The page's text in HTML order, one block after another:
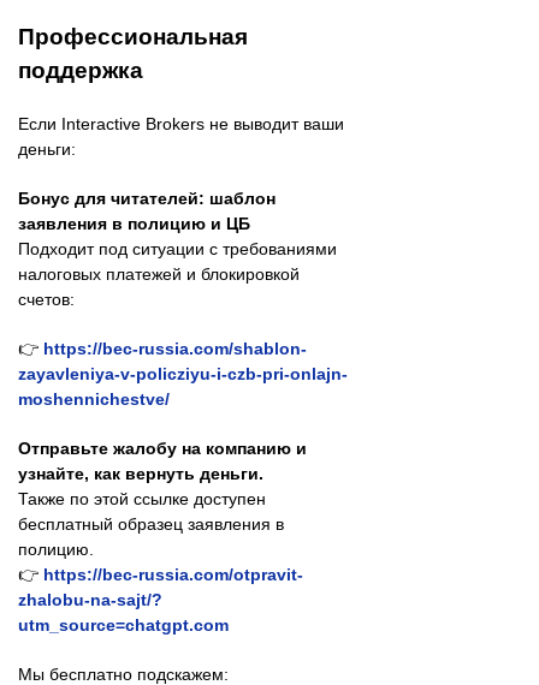
Профессиональная
поддержка
Если Interactive Brokers не выводит ваши
деньги:
Бонус для читателей: шаблон
заявления в полицию и ЦБ
Подходит под ситуации с требованиями
налоговых платежей и блокировкой
счетов:
👉 https://bec-russia.com/shablon-
zayavleniya-v-policziyu-i-czb-pri-onlajn-
moshennichestve/
Отправьте жалобу на компанию и
узнайте, как вернуть деньги.
Также по этой ссылке доступен
бесплатный образец заявления в
полицию.
👉 https://bec-russia.com/otpravit-
zhalobu-na-sajt/?
utm_source=chatgpt.com
Мы бесплатно подскажем: